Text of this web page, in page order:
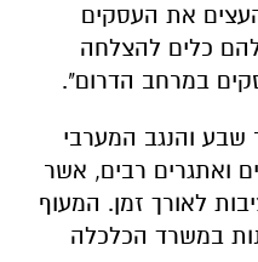
והנגב המערבי
ואתגרים רבים, אשר
לאורך זמן. המעוף
אשר
הקטנים
הגדלת ההשקעות
והרווחיות. את